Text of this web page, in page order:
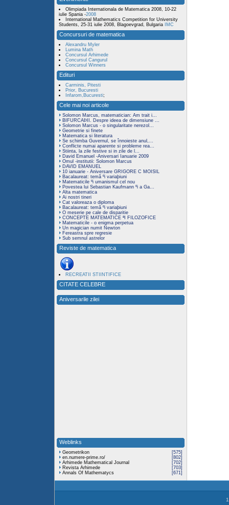
Olimpiada Internationala de Matematica 2008, 10-22
iulie Spania -2008
International Mathematics Competition for University
Students, 25-31 iulie 2008, Blagoevgrad, Bulgaria IMC
Concursuri de matematica
Alexandru Myler
Lumina Math
Concursul Arhimede
Concursul Cangurul
Concursul Winners
Edituri
Carminis, Pitesti
Prior, Bucuresti
Infarom,Bucuresti;
Cele mai noi articole
Solomon Marcus, matematician: Am trait i...
BIFURCAÞII. Despre ideea de dimensiune ...
Solomon Marcus - o singularitate nerezol...
Geometrie si finete
Matematica si literatura
Se schimba Guvernul, se înnoieste anul,...
Conflicte numai aparente si probleme rea...
Stiinta, la zile festive si in zile de l...
David Emanuel -Aniversari Ianuarie 2009
Omul -institutii: Solomon Marcus
DAVID EMANUEL
10 ianuarie - Aniversare GRIGORE C MOISIL
Bacalaureat: temã ºi variaþiuni
Matematicile ºi umanismul cel nou
Povestea lui Sebastian Kaufmann ºi a Ga...
Alta matematica
Ai nostri tineri
Cat valoreaza o diploma
Bacalaureat: temã ºi variaþiuni
O meserie pe cale de disparitie
CONCEPTE MATEMATICE ªI FILOZOFICE
Matematicile - o enigma perpetua
Un magician numit Newton
Fereastra spre regresie
Sub semnul astrelor
Reviste de matematica
RECREATII STIINTIFICE
CITATE CELEBRE
Aniversarile zilei
Weblinks
Geometrikon
[575]
en.numere-prime.ro/
[802]
Arhimede Mathematical Journal
[702]
Revista Arhimede
[703]
Annals Of Mathematycs
[671]